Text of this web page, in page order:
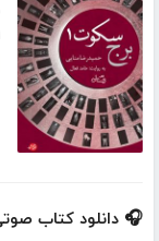
🎧 دانلود کتاب